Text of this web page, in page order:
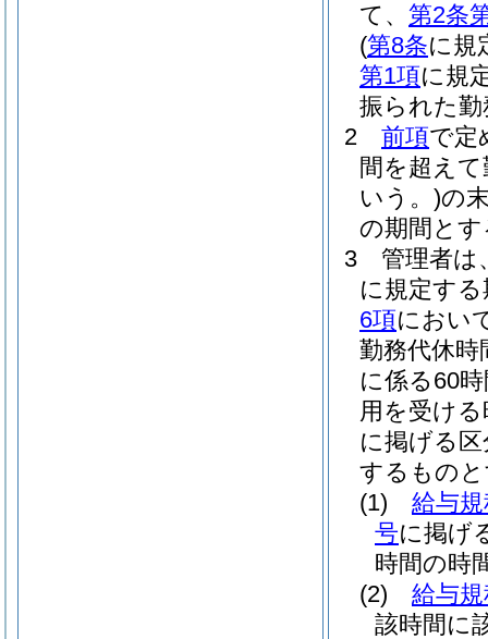
て、 第2条
(第8条に規
第1項に規
振られた
2
前項で定
間を超え
いう。)の
の期間とす
3
管理者は
に規定す
6項におい
勤務代休
に係る60
用を受ける
に掲げる
するもの
(1)
給与
号に掲げ
時間の時
(2)
給与
該時間に